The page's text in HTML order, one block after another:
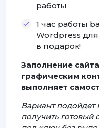
работы
1 час работы
Wordpress
в подарок!
Заполнение
графическим
выполняет
Вариант подойдет
получить готовый